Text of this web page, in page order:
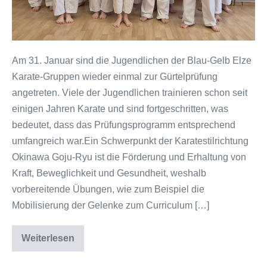
Am 31. Januar sind die Jugendlichen der Blau-Gelb Elze
Karate-Gruppen wieder einmal zur Gürtelprüfung
angetreten. Viele der Jugendlichen trainieren schon seit
einigen Jahren Karate und sind fortgeschritten, was
bedeutet, dass das Prüfungsprogramm entsprechend
umfangreich war.Ein Schwerpunkt der Karatestilrichtung
Okinawa Goju-Ryu ist die Förderung und Erhaltung von
Kraft, Beweglichkeit und Gesundheit, weshalb
vorbereitende Übungen, wie zum Beispiel die
Mobilisierung der Gelenke zum Curriculum […]
Weiterlesen
Jugendliche
von